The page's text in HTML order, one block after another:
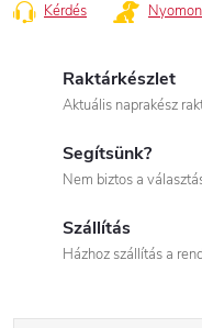
Kérdés
Raktárkészlet
Aktuális naprakész
Segítsünk?
Nem biztos a
Szállítás
Házhoz szállítás a